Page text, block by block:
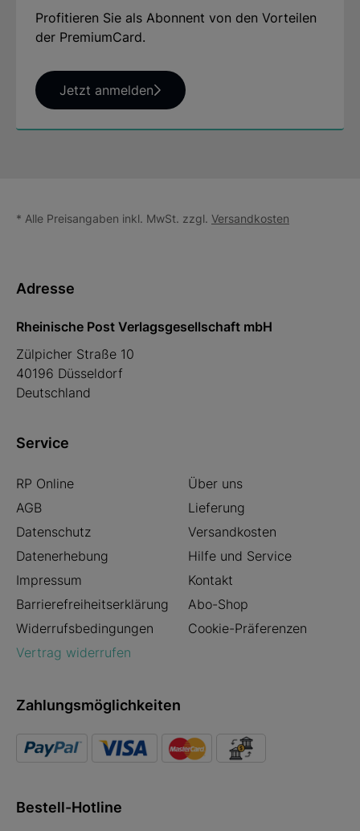
Profitieren Sie als Abonnent von den Vorteilen
der PremiumCard.
Jetzt anmelden
* Alle Preisangaben inkl. MwSt. zzgl. Versandkosten
Adresse
Rheinische Post Verlagsgesellschaft mbH
Zülpicher Straße 10
40196 Düsseldorf
Deutschland
Service
RP Online
Über uns
AGB
Lieferung
Datenschutz
Versandkosten
Datenerhebung
Hilfe und Service
Impressum
Kontakt
Barrierefreiheitserklärung
Abo-Shop
Widerrufsbedingungen
Cookie-Präferenzen
Vertrag widerrufen
Zahlungsmöglichkeiten
Bestell-Hotline